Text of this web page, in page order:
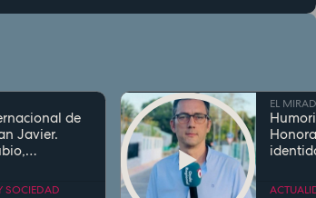
de
Javier.
SOCIEDAD
EL
Cierva